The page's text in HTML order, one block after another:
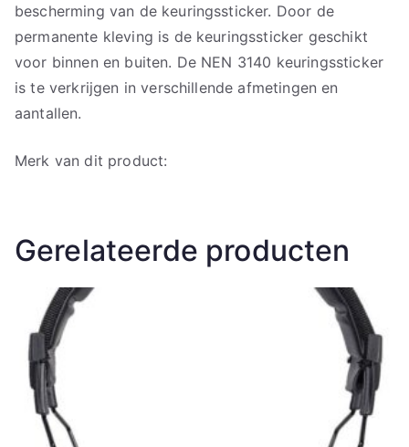
bescherming van de keuringssticker. Door de
permanente kleving is de keuringssticker geschikt
voor binnen en buiten. De NEN 3140 keuringssticker
is te verkrijgen in verschillende afmetingen en
aantallen.
Merk van dit product:
Gerelateerde producten